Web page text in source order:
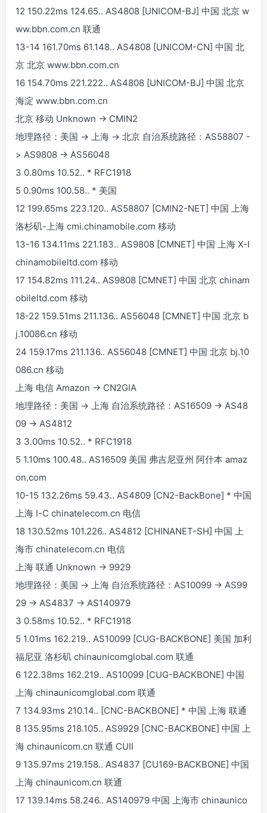
12 150.22ms 124.65.. AS4808 [UNICOM-BJ] 中国 北京 w
ww.bbn.com.cn 联通
13-14 161.70ms 61.148.. AS4808 [UNICOM-CN] 中国 北
京 北京 www.bbn.com.cn
16 154.70ms 221.222.. AS4808 [UNICOM-BJ] 中国 北京
海淀 www.bbn.com.cn
北京 移动 Unknown -> CMIN2
地理路径：美国 -> 上海 -> 北京 自治系统路径：AS58807 -
> AS9808 -> AS56048
3 0.80ms 10.52.. * RFC1918
5 0.90ms 100.58.. * 美国
12 199.65ms 223.120.. AS58807 [CMIN2-NET] 中国 上海
洛杉矶-上海 cmi.chinamobile.com 移动
13-16 134.11ms 221.183.. AS9808 [CMNET] 中国 上海 X-I
chinamobileltd.com 移动
17 154.82ms 111.24.. AS9808 [CMNET] 中国 北京 chinam
obileltd.com 移动
18-22 159.51ms 211.136.. AS56048 [CMNET] 中国 北京 b
j.10086.cn 移动
24 159.17ms 211.136.. AS56048 [CMNET] 中国 北京 bj.10
086.cn 移动
上海 电信 Amazon -> CN2GIA
地理路径：美国 -> 上海 自治系统路径：AS16509 -> AS48
09 -> AS4812
3 3.00ms 10.52.. * RFC1918
5 1.10ms 100.48.. AS16509 美国 弗吉尼亚州 阿什本 amaz
on.com
10-15 132.26ms 59.43.. AS4809 [CN2-BackBone] * 中国
上海 I-C chinatelecom.cn 电信
18 130.52ms 101.226.. AS4812 [CHINANET-SH] 中国 上
海市 chinatelecom.cn 电信
上海 联通 Unknown -> 9929
地理路径：美国 -> 上海 自治系统路径：AS10099 -> AS99
29 -> AS4837 -> AS140979
3 0.58ms 10.52.. * RFC1918
5 1.01ms 162.219.. AS10099 [CUG-BACKBONE] 美国 加利
福尼亚 洛杉矶 chinaunicomglobal.com 联通
6 122.38ms 162.219.. AS10099 [CUG-BACKBONE] 中国
上海 chinaunicomglobal.com 联通
7 134.93ms 210.14.. [CNC-BACKBONE] * 中国 上海 联通
8 135.95ms 218.105.. AS9929 [CNC-BACKBONE] 中国 上
海 chinaunicom.cn 联通 CUII
9 135.97ms 219.158.. AS4837 [CU169-BACKBONE] 中国
上海 chinaunicom.cn 联通
17 139.14ms 58.246.. AS140979 中国 上海市 chinaunico